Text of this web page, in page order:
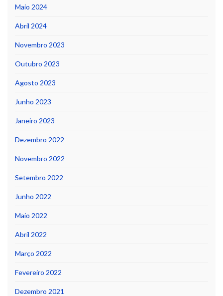
Maio 2024
Abril 2024
Novembro 2023
Outubro 2023
Agosto 2023
Junho 2023
Janeiro 2023
Dezembro 2022
Novembro 2022
Setembro 2022
Junho 2022
Maio 2022
Abril 2022
Março 2022
Fevereiro 2022
Dezembro 2021